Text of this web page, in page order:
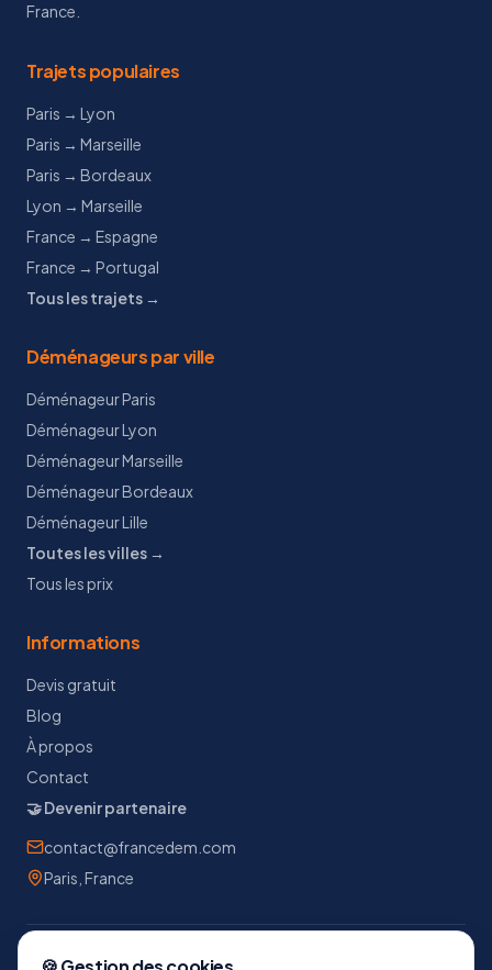
France.
Trajets populaires
Paris → Lyon
Paris → Marseille
Paris → Bordeaux
Lyon → Marseille
France → Espagne
France → Portugal
Tous les trajets →
Déménageurs par ville
Déménageur Paris
Déménageur Lyon
Déménageur Marseille
Déménageur Bordeaux
Déménageur Lille
Toutes les villes →
Tous les prix
Informations
Devis gratuit
Blog
À propos
Contact
🤝 Devenir partenaire
contact@francedem.com
Paris, France